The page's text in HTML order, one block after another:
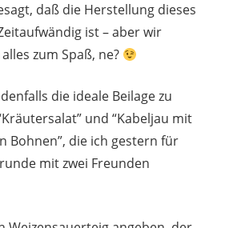
daß die Herstellung dieses
ist – aber wir
zum Spaß, ne?
die ideale Beilage zu
und “Kabeljau mit
Bohnen”, die ich gestern für
mit zwei Freunden